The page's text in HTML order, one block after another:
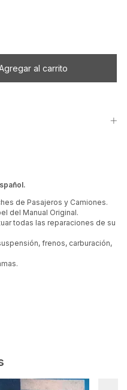
de Pasajeros y Camiones.
del Manual Original.
todas las reparaciones de su
frenos, carburación,